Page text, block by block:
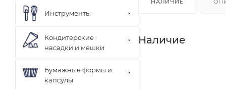
НАЛИЧИЕ
Наличие
Инструменты
Кондитерские
насадки и мешки
Бумажные формы и
капсулы